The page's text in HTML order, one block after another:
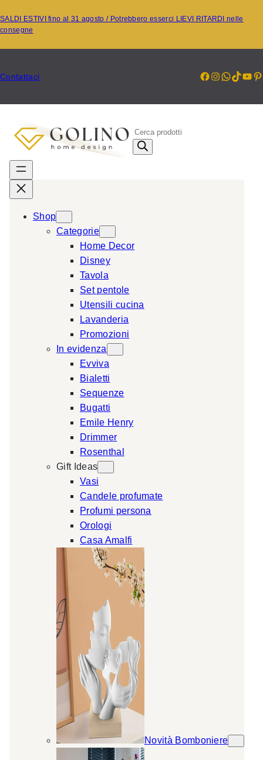
al
contenuto
SALDI ESTIVI fino al 31 agosto / Potrebbero esserci LIEVI RITARDI nelle
consegne
Contattaci Facebook
P
s
c
Shop
Categorie
Home Decor
Disney
Tavola
Set pentole
Utensili cucina
Lavanderia
Promozioni
In evidenza
Evviva
Bialetti
Sequenze
Bugatti
Emile Henry
Drimmer
Rosenthal
Gift Ideas
Vasi
Candele profumate
Profumi persona
Orologi
Casa Amalfi
Novità Bomboniere